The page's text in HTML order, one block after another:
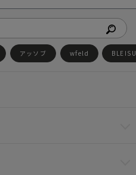
アッソブ wfeld